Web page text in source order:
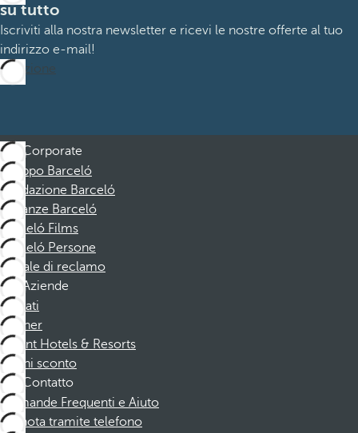
su tutto
Iscriviti alla nostra newsletter e ricevi le nostre offerte al tuo
indirizzo e-mail!
Iscrizione
Corporate
Gruppo Barceló
Fondazione Barceló
Vacanze Barceló
Barceló Films
Barceló Persone
Canale di reclamo
Aziende
Affiliati
Partner
Dorint Hotels & Resorts
Buoni sconto
Contatto
Domande Frequenti e Aiuto
Prenota tramite telefono